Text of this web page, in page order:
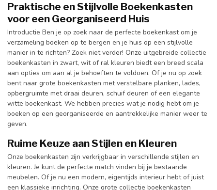
Praktische en Stijlvolle Boekenkasten
voor een Georganiseerd Huis
Introductie Ben je op zoek naar de perfecte boekenkast om je
verzameling boeken op te bergen en je huis op een stijlvolle
manier in te richten? Zoek niet verder! Onze uitgebreide collectie
boekenkasten in zwart, wit of ral kleuren biedt een breed scala
aan opties om aan al je behoeften te voldoen. Of je nu op zoek
bent naar grote boekenkasten met verstelbare planken, lades,
opbergruimte met draai deuren, schuif deuren of een elegante
witte boekenkast. We hebben precies wat je nodig hebt om je
boeken op een georganiseerde en aantrekkelijke manier weer te
geven.
Ruime Keuze aan Stijlen en Kleuren
Onze boekenkasten zijn verkrijgbaar in verschillende stijlen en
kleuren. Je kunt de perfecte match vinden bij je bestaande
meubelen. Of je nu een modern, eigentijds interieur hebt of juist
een klassieke inrichting. Onze grote collectie boekenkasten